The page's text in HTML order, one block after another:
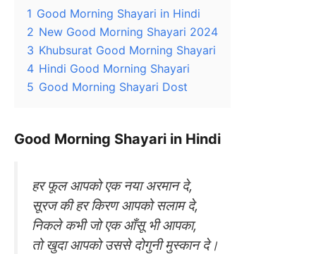
1 Good Morning Shayari in Hindi
2 New Good Morning Shayari 2024
3 Khubsurat Good Morning Shayari
4 Hindi Good Morning Shayari
5 Good Morning Shayari Dost
Good Morning Shayari in Hindi
हर फूल आपको एक नया अरमान दे,
सूरज की हर किरण आपको सलाम दे,
निकले कभी जो एक आँसू भी आपका,
तो खुदा आपको उससे दोगुनी मुस्कान दे।